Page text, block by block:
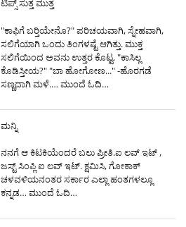
ಟಿಪ್ಸ್ ಸುತ್ತ ಮುತ್ತ
"ಕಾಫಿಗೆ ಬರ್‍ತಿಯೇನೊ?" ಪರಿಚಯವಾಗಿ, ಸ್ನೇಹವಾಗಿ,
ಸಲಿಗೆಯಾಗಿ ಒಂದು ತಿಂಗಳಷ್ಟೆ ಆಗಿತ್ತು. ಮುಕ್ತ
ಸಲಿಗೆಯಿಂದ ಅವನು ಉತ್ತರ ಕೊಟ್ಟ. "ಕಾಸಿಲ್ಲ
ಕೊಡಿಸ್ತೀಯ?" "ಬಾ ಹೋಗೋಣ..." -ಹೊರಗಡೆ
ಸಣ್ಣದಾಗಿ ಮಳೆ.…ಮುಂದೆ ಓದಿ…
ಮನ್ನಿ
ನನಗೆ ಆ ಕಿಟಕಿಯೆಂದರೆ ಬಲು ಪ್ರೀತಿ.ಐ ಲವ್ ಇಟ್ ,
ಜಸ್ಟ್ ಸಿಂಪ್ಲಿ ಐ ಲವ್ ಇಟ್. ಕ್ಷಮಿಸಿ, ಗೋಕಾಕ್
ಚಳವಳಿಯನಂತರ ಸರ್ಕಾರ ಎಲ್ಲಾ ಹಂತಗಳಲ್ಲೂ
ಕನ್ನಡ…ಮುಂದೆ ಓದಿ…